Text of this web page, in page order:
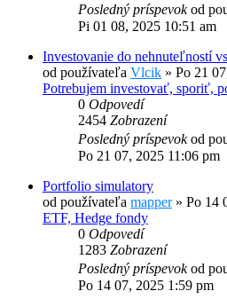
Posledný príspevokod
Pi 01 08, 2025 10:51 am
Investovanie do nehnuteľností
od používateľa Vlcik » Po 21
Potrebujem investovať, sporiť,
0 Odpovedí
2454 Zobrazení
Posledný príspevokod
Po 21 07, 2025 11:06 pm
Portfolio simulatory
od používateľa mapper» Po 14
ETF, Hedge fondy
0 Odpovedí
1283 Zobrazení
Posledný príspevokod
Po 14 07, 2025 1:59 pm